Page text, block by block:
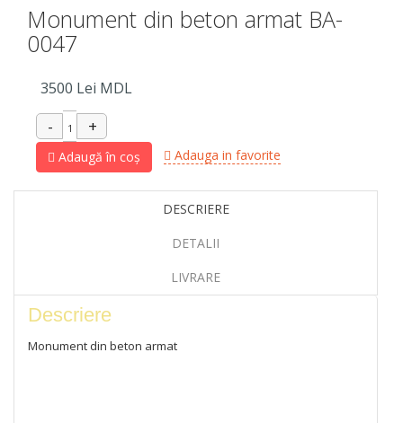
Monument din beton armat BA-
0047
3500 Lei MDL
Adaugă în coș Adauga in favorite
DESCRIERE
DETALII
LIVRARE
Descriere
Monument din beton armat